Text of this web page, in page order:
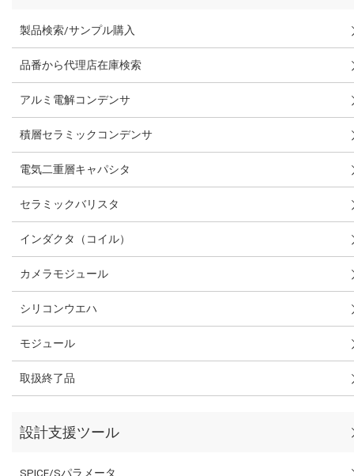
製品検索/サンプル購入
品番から代理店在庫検索
アルミ電解コンデンサ
積層セラミックコンデンサ
電気二重層キャパシタ
セラミックバリスタ
インダクタ（コイル）
カメラモジュール
シリコンウエハ
モジュール
取扱終了品
設計支援ツール
SPICE/Sパラメータ